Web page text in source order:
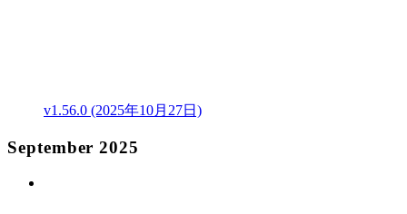
v1.56.0 (2025年10月27日)
September 2025